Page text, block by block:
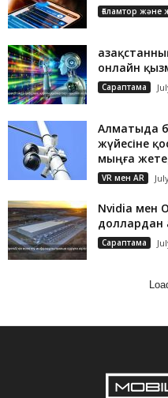
Ғаламтор және
онлайн
Сараптама
Алматыда
жүйесіне
мыңға
VR мен AR
Nvidia мен
доллардан
Сараптама